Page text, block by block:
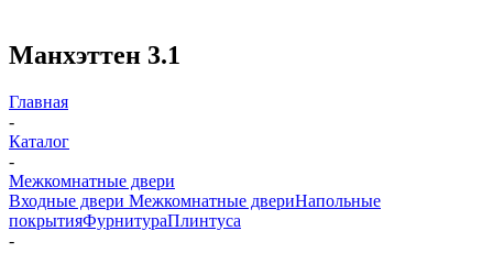
Манхэттен 3.1
Главная
-
Каталог
-
Межкомнатные двери
Входные двери Межкомнатные двериНапольные
покрытияФурнитураПлинтуса
-